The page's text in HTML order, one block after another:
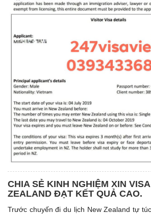
CHIA SẺ KINH NGHIỆM XIN
ZEALAND ĐẠT KẾT QUẢ CAO.
Trước chuyến đi du lịch New Zealand tự